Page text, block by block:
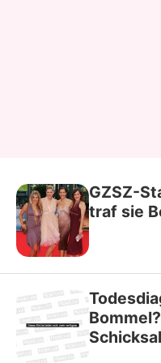
GZSZ-
traf sie